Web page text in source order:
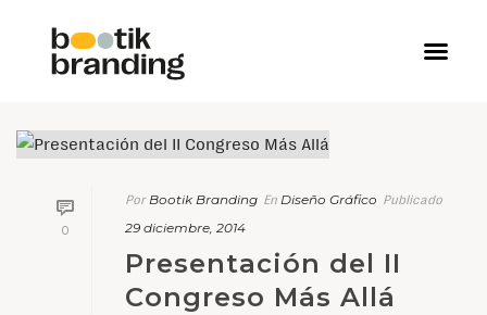
0
Por Bootik Branding En Diseño Gráfico Publicado
29 diciembre, 2014
Presentación del II
Congreso Más Allá